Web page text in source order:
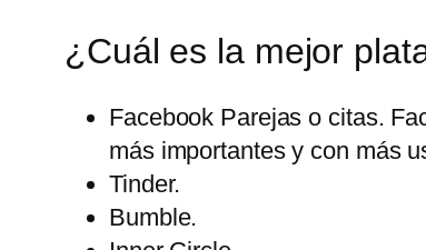
¿Cuál es la mejor
Facebook Parejas o citas.
más importantes y con más
Tinder.
Bumble.